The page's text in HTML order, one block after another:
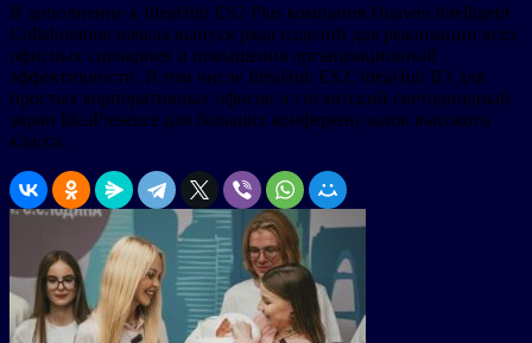
В дополнение к IdeaHub ES2 Plus компания Huawei Intelligent
Collaboration начала выпуск ряда изделий для реализации всех
офисных сценариев и повышения организационной
эффективности. В том числе IdeaHub ES2, IdeaHub B3 для
простых корпоративных офисов и гигантский светодиодный
экран IdeaPresence для больших конференц-залов высокого
класса.